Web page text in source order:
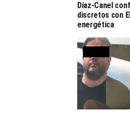
Díaz-Canel
discretos con
energética